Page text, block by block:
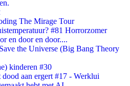
The Mirage Tour
#81 Horrorzomer
en door en door....
the Universe (Big Bang Theory
kinderen #30
aan ergert #17 - Werklui